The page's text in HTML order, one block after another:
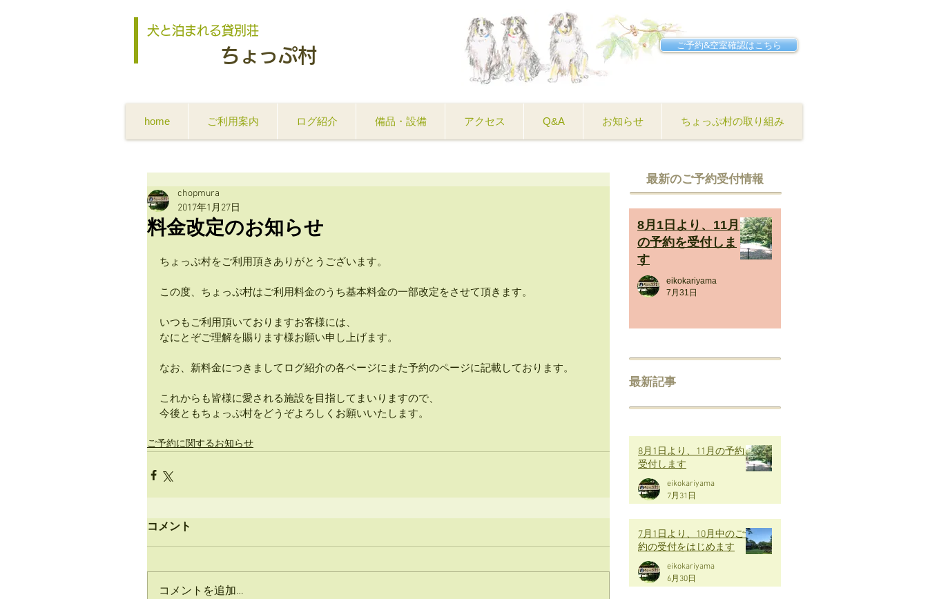
犬と泊まれる貸別荘
ちょっぷ村
ご予約&空室確認はこちら
home ご利用案内 ログ紹介 備品・設備 アクセス Q&A お知らせ ちょっぷ村の取り組み
料金改定のお知らせ
chopmura
2017年1月27日
ちょっぷ村をご利用頂きありがとうございます。
この度、ちょっぷ村はご利用料金のうち基本料金の一部改定をさせて頂きます。
いつもご利用頂いておりますお客様には、
なにとぞご理解を賜ります様お願い申し上げます。
なお、新料金につきましてログ紹介の各ページにまた予約のページに記載しております。
これからも皆様に愛される施設を目指してまいりますので、
今後ともちょっぷ村をどうぞよろしくお願いいたします。
ご予約に関するお知らせ
コメント
コメントを追加…
​最新のご予約受付情報
8月1日より、11月
の予約を受付しま
す
eikokariyama
7月31日
最新記事
8月1日より、11月の予約を
受付します
eikokariyama
7月31日
7月1日より、10月中のご予
約の受付をはじめます
eikokariyama
6月30日